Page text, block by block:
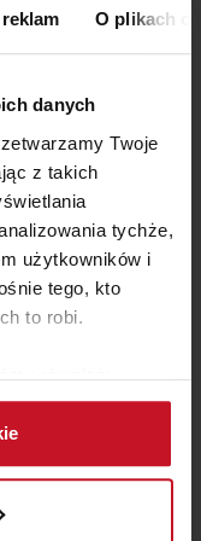
O plikach
danych
Twoje
z takich
tychże,
użytkowników i
tego, kto
to robi.
również:
lokalizacji
do kilku metrów
aktywnie
palca)